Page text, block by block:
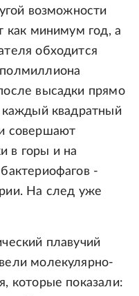
возможности
как минимум год, а
обходится
высадки прямо
каждый квадратный
совершают
в горы и на
-
На след уже
плавучий
молекулярно-
которые показали: